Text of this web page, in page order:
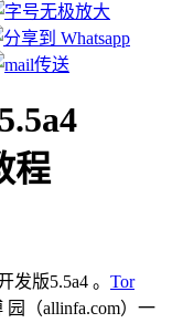
程
发版5.5a4 。 Tor
园（allinfa.com）一